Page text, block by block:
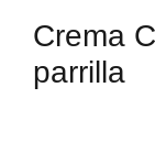
Crema
parrilla